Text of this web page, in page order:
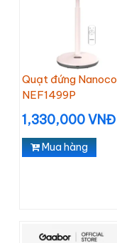
Quạt đứng Nanoco
NEF1499P
1,330,000 VNĐ
Mua hàng